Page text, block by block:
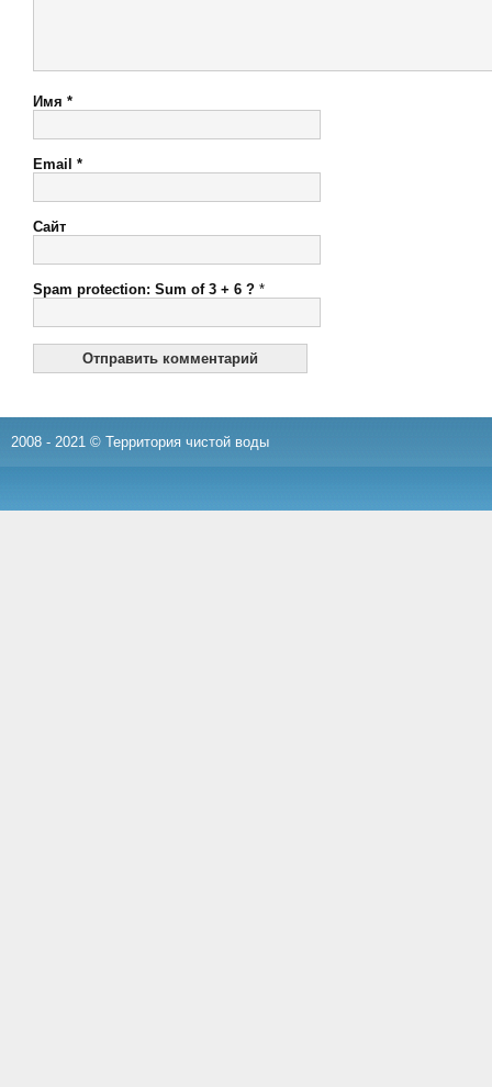
Имя *
Email *
Сайт
Spam protection: Sum of 3 + 6 ? *
2008 - 2021 © Территория чистой воды